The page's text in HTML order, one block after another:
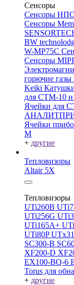
Сенсоры
Сенсоры
Сенсоры
BW
W-MP75C
Сенсоры
горючие газы
Keiki
для СТМ-10
Ячейки для
Ячейки
М
+ другие
Тепловизоры
Altair 5X
Тепловизоры
UTi260В
UTi256G
UTi165A+
UTi80P
SC300-B
XF200-D
EX100-BQ-6
Torus для
+ другие